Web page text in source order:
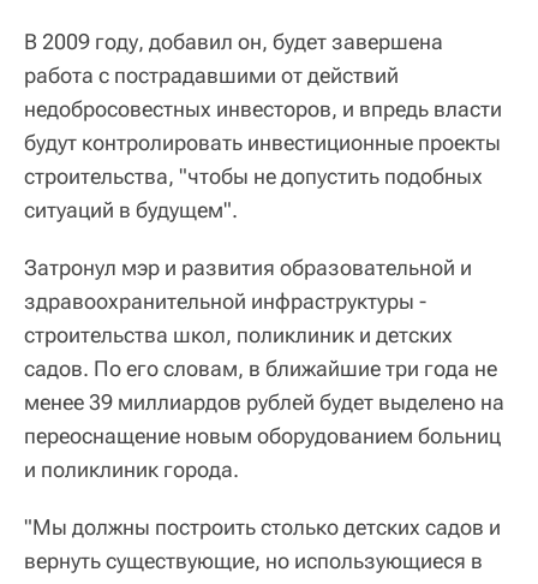
В 2009 году, добавил он, будет завершена
работа с пострадавшими от действий
недобросовестных инвесторов, и впредь власти
будут контролировать инвестиционные проекты
строительства, "чтобы не допустить подобных
ситуаций в будущем".
Затронул мэр и развития образовательной и
здравоохранительной инфраструктуры -
строительства школ, поликлиник и детских
садов. По его словам, в ближайшие три года не
менее 39 миллиардов рублей будет выделено на
переоснащение новым оборудованием больниц
и поликлиник города.
"Мы должны построить столько детских садов и
вернуть существующие, но использующиеся в